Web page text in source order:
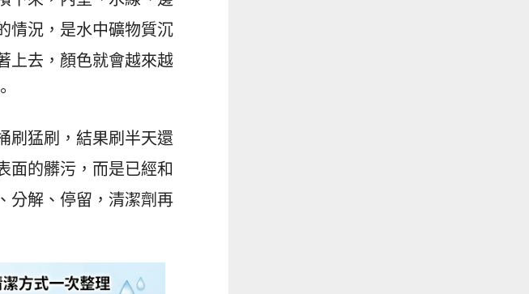
情況，是水中礦物質沉
上去，顏色就會越來越
刷猛刷，結果刷半天還
面的髒污，而是已經和
分解、停留，清潔劑再